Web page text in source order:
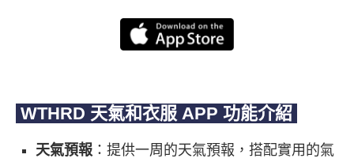
WTHRD 天氣和衣服 APP 功能介紹
天氣預報 ：提供一周的天氣預報，搭配實用的氣